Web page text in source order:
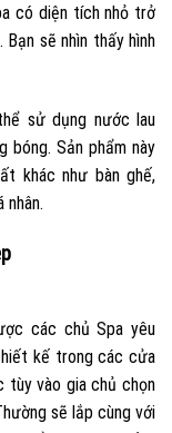
có diện tích nhỏ trở
sẽ nhìn thấy hình
sử dụng nước lau
bóng. Sản phẩm này
khác như bàn ghế,
các chủ Spa yêu
kế trong các cửa
tùy vào gia chủ chọn
sẽ lắp cùng với